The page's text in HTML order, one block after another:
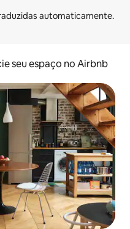
seu espaço no Airbnb